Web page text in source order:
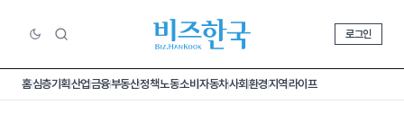
로그인
홈심층기획산업금융부동산정책노동소비 자동차사회환경지역라이프